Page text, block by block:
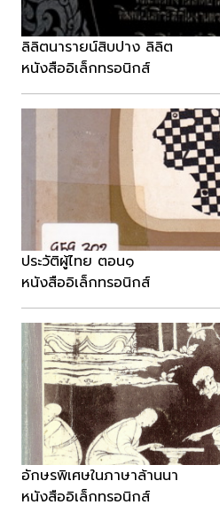
ลิลิตนารายน์สิบปาง ลิลิต
หนังสืออิเล็กทรอนิกส์
ประวัติผู้ไทย ตอน๑
หนังสืออิเล็กทรอนิกส์
อักษรพิเศษในภาษาล้านนา
หนังสืออิเล็กทรอนิกส์